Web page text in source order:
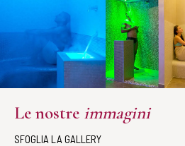
Le nostre immagini
SFOGLIA LA GALLERY